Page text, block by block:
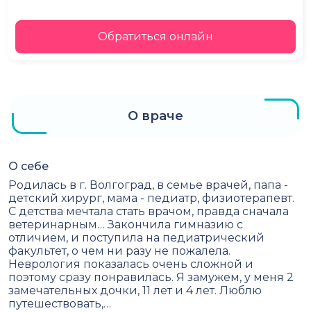
Обратиться онлайн
О враче
О себе
Родилась в г. Волгоград, в семье врачей, папа -
детский хирург, мама - педиатр, физиотерапевт.
С детства мечтала стать врачом, правда сначала
ветеринарным… Закончила гимназию с
отличием, и поступила на педиатрический
факультет, о чем ни разу не пожалела.
Неврология показалась очень сложной и
поэтому сразу понравилась. Я замужем, у меня 2
замечательных дочки, 11 лет и 4 лет. Люблю
путешествовать,…